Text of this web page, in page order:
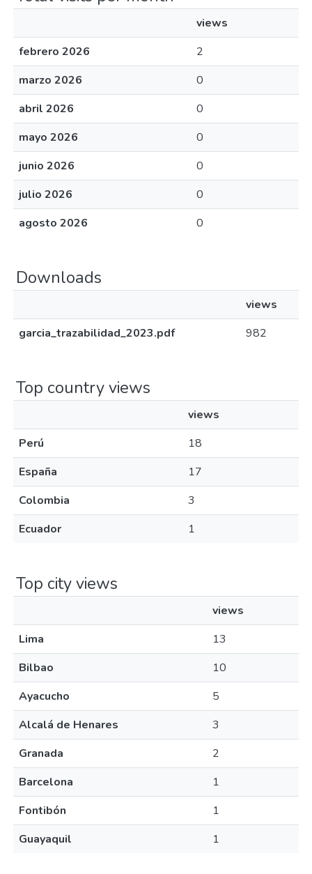
views
febrero 2026
2
marzo 2026
0
abril 2026
0
mayo 2026
0
junio 2026
0
julio 2026
0
agosto 2026
0
Downloads
views
garcia_trazabilidad_2023.pdf
982
Top country views
views
Perú
18
España
17
Colombia
3
Ecuador
1
Top city views
views
Lima
13
Bilbao
10
Ayacucho
5
Alcalá de Henares
3
Granada
2
Barcelona
1
Fontibón
1
Guayaquil
1